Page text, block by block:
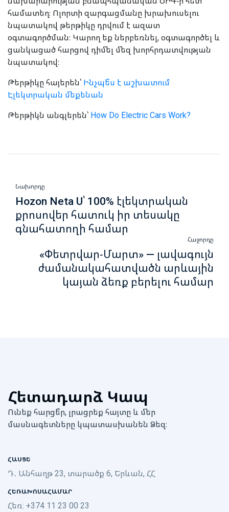
համատեղ։ Ոլորտի զարգացմանը խրախուսելու
նպատակով թերթիկը դրվում է ազատ
օգտագործման։ Կարող եք ներբեռնել, օգտագործել և
ցանկացած հարցով դիմել մեզ խորհրդատվության
նպատակով։
Թերթիկը հայերեն՝ Ինչպե՞ս է աշխատում
Էլեկտրական մեքենան
Թերթիկն անգլերեն՝ How Do Electric Cars Work?
Նախորդը
Hozon Neta U՝ 100% էլեկտրական
քրոսովեր հատուկ իր տեսակը
գնահատողի համար
Հաջորդը
«Փետրվար-Մարտ» — լավագույն
ժամանակահատվածն արևային
կայան ձեռք բերելու համար
Հետադարձ Կապ
Ունեք հարցե՞ր, լրացրեք հայտը և մեր
մասնագետները կպատասխանեն Ձեզ։
ՀԱՍՑԵ
Դ․ Անհաղթ 23, տարածք 6, Երևան, ՀՀ
ՀԵՌԱԽՈՍԱՀԱՄԱՐ
Հեռ: +374 11 23 00 23